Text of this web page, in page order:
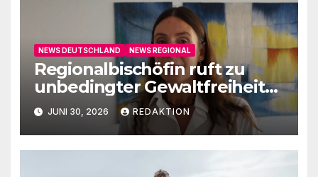
NEWS DEUTSCHLAND NEWS REGIONAL
Regionalbischöfin ruft zu
unbedingter Gewaltfreiheit
aufJUNI 30, 2026 REDAKTION